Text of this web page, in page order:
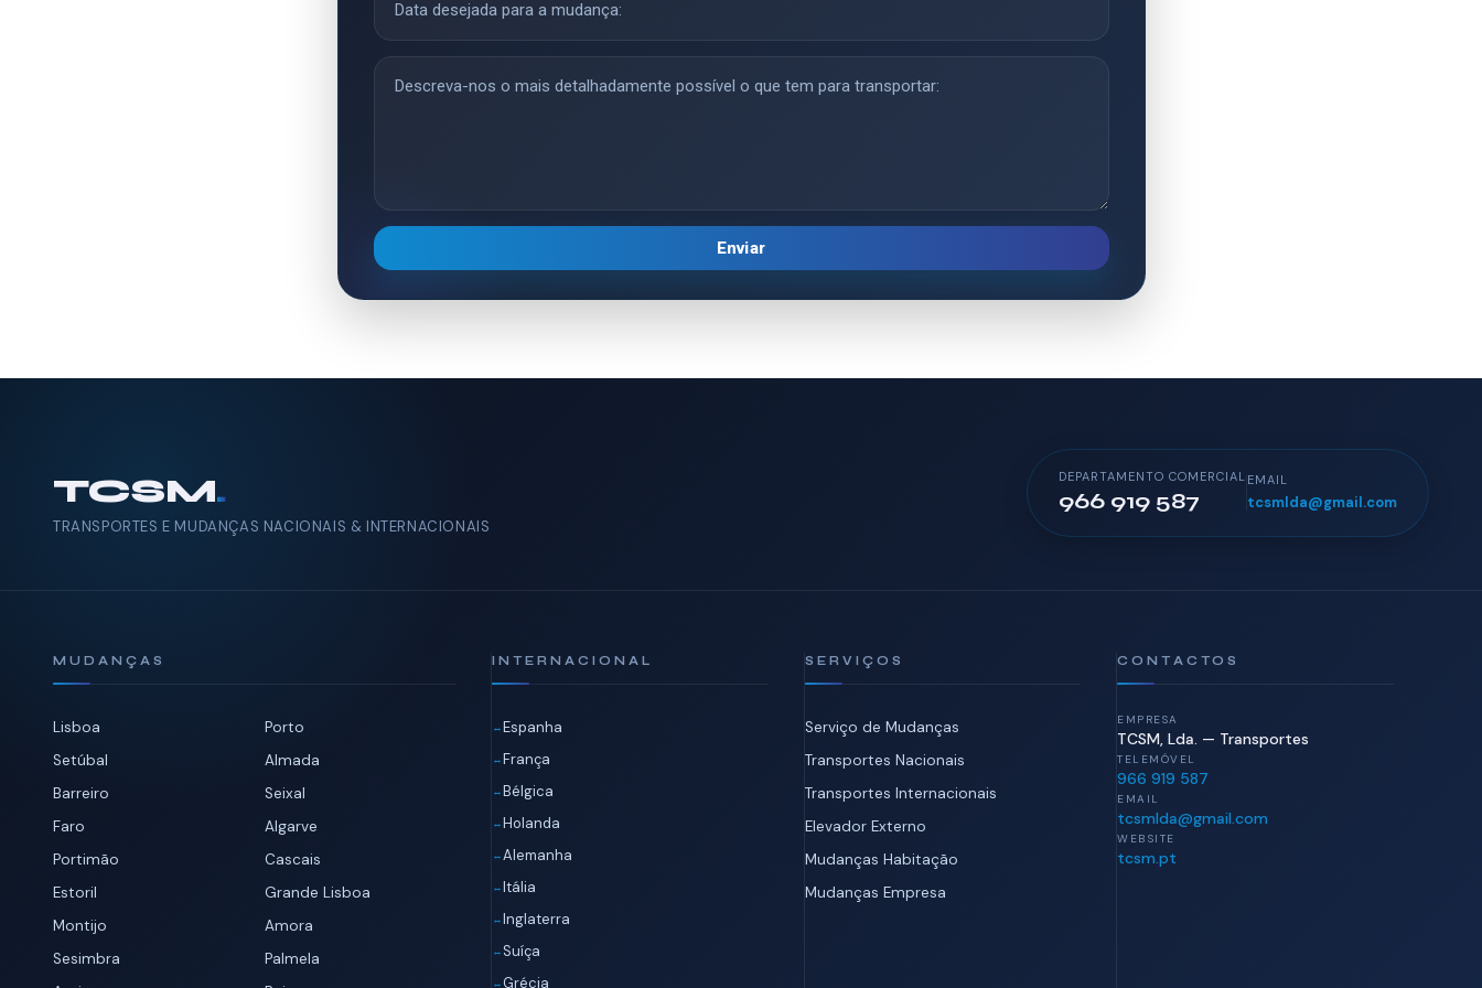
Enviar
TCSM.
TRANSPORTES E MUDANÇAS NACIONAIS & INTERNACIONAIS
DEPARTAMENTO COMERCIAL
966 919 587
EMAIL
tcsmlda@gmail.com
MUDANÇAS
Lisboa
Porto
Setúbal
Almada
Barreiro
Seixal
Faro
Algarve
Portimão
Cascais
Estoril
Grande Lisboa
Montijo
Amora
Sesimbra
Palmela
INTERNACIONAL
Espanha
França
Bélgica
Holanda
Alemanha
Itália
Inglaterra
Suíça
Grécia
SERVIÇOS
Serviço de Mudanças
Transportes Nacionais
Transportes Internacionais
Elevador Externo
Mudanças Habitação
Mudanças Empresa
CONTACTOS
EMPRESA
TCSM, Lda. — Transportes
TELEMÓVEL
966 919 587
EMAIL
tcsmlda@gmail.com
WEBSITE
tcsm.pt